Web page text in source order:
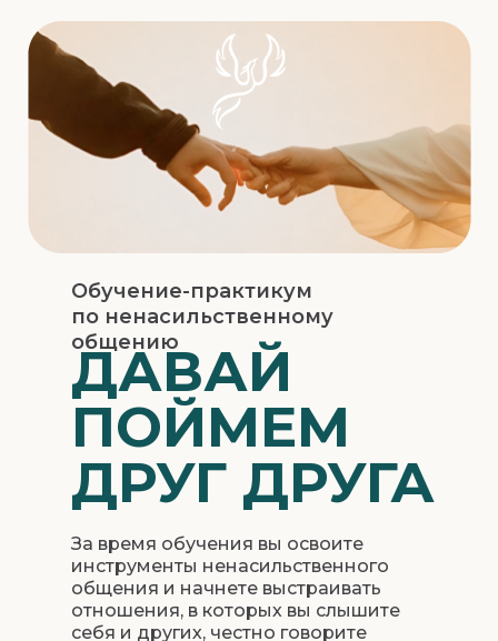
ДАВАЙ
ПОЙМЕМ
ДРУГ ДРУГА
За время обучения вы освоите
инструменты ненасильственного
общения и начнете выстраивать
отношения, в которых вы слышите
себя и других, честно говорите
Обучение-практикум
по ненасильственному
общению
что
сказать
своих